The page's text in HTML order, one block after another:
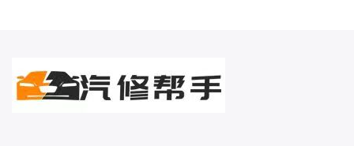
本田-东风本田
本田-广州本田